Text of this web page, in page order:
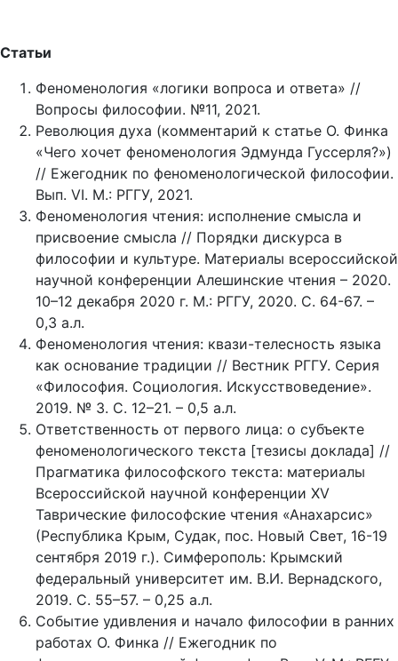
Статьи
Феноменология «логики вопроса и ответа» //
Вопросы философии. №11, 2021.
Революция духа (комментарий к статье О. Финка
«Чего хочет феноменология Эдмунда Гуссерля?»)
// Ежегодник по феноменологической философии.
Вып. VI. М.: РГГУ, 2021.
Феноменология чтения: исполнение смысла и
присвоение смысла // Порядки дискурса в
философии и культуре. Материалы всероссийской
научной конференции Алешинские чтения – 2020.
10–12 декабря 2020 г. М.: РГГУ, 2020. С. 64-67. –
0,3 а.л.
Феноменология чтения: квази-телесность языка
как основание традиции // Вестник РГГУ. Серия
«Философия. Социология. Искусствоведение».
2019. № 3. С. 12–21. – 0,5 а.л.
Ответственность от первого лица: о субъекте
феноменологического текста [тезисы доклада] //
Прагматика философского текста: материалы
Всероссийской научной конференции XV
Таврические философские чтения «Анахарсис»
(Республика Крым, Судак, пос. Новый Свет, 16-19
сентября 2019 г.). Симферополь: Крымский
федеральный университет им. В.И. Вернадского,
2019. С. 55–57. – 0,25 а.л.
Событие удивления и начало философии в ранних
работах О. Финка // Ежегодник по